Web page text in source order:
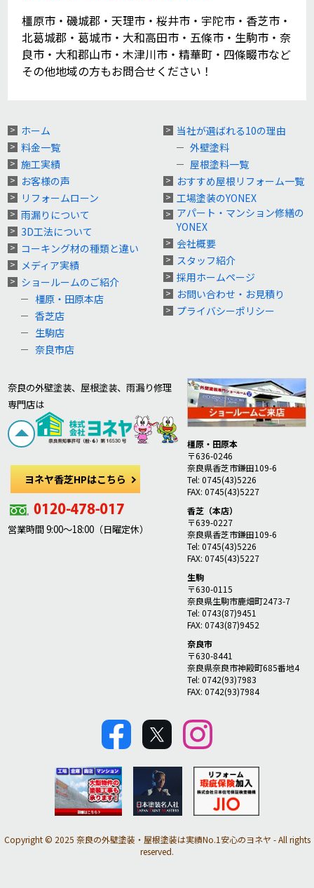
橿原市・磯城郡・天理市・桜井市・宇陀市・香芝市・
北葛城郡・葛城市・大和高田市・五條市・生駒市・奈
良市・大和郡山市・木津川市・精華町・四條畷市など
その他地域の方もお問合せください！
ホーム
料金一覧
施工実績
お客様の声
リフォームローン
雨漏りについて
3D工法について
コーキング材の種類と違い
メディア実績
ショールームのご紹介
橿原・田原本店
香芝店
生駒店
奈良市店
当社が選ばれる10の理由
外壁塗料
屋根塗料一覧
おすすめ屋根リフォーム一覧
工場塗装のYONEX
アパート・マンション修繕の
YONEX
会社概要
スタッフ紹介
採用ホームページ
お問い合わせ・お見積り
プライバシーポリシー
奈良の外壁塗装、屋根塗装、雨漏り修理
専門店は
ヨネヤ香芝HPはこちら
営業時間 9:00～18:00（日曜定休）
橿原・田原本
〒636-0246
奈良県香芝市鎌田109-6
Tel: 0745(43)5226
FAX: 0745(43)5227
香芝（本店）
〒639-0227
奈良県香芝市鎌田109-6
Tel: 0745(43)5226
FAX: 0745(43)5227
生駒
〒630-0115
奈良県生駒市鹿畑町2473-7
Tel: 0743(87)9451
FAX: 0743(87)9452
奈良市
〒630-8441
奈良県奈良市神殿町685番地4
Tel: 0742(93)7983
FAX: 0742(93)7984
Copyright © 2025 奈良の外壁塗装・屋根塗装は実績No.1安心のヨネヤ - All rights
reserved.